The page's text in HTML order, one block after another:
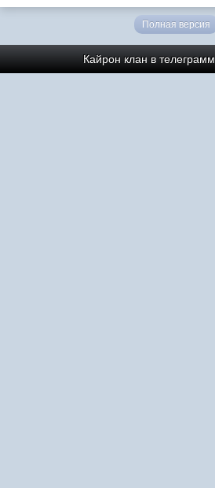
Полная версия
Кайрон клан в телеграмм